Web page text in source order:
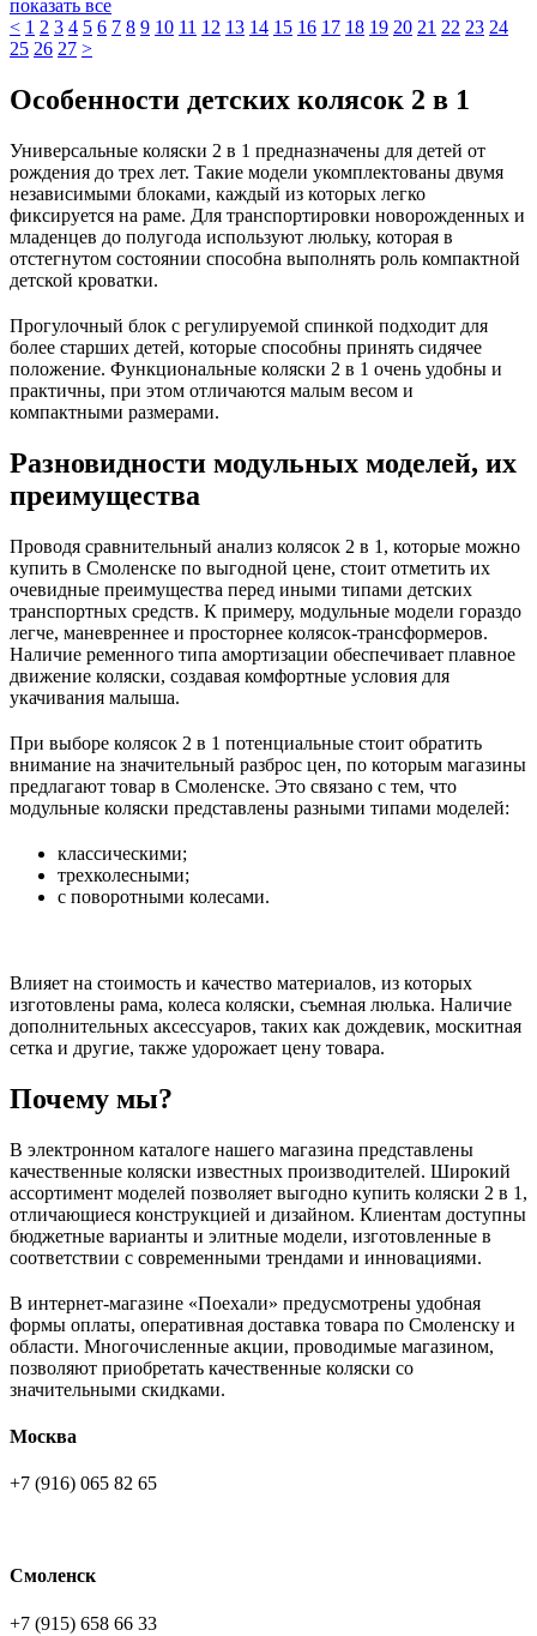
показать все
< 1 2 3 4 5 6 7 8 9 10 11 12 13 14 15 16 17 18 19 20 21 22 23 24
25 26 27 >
Особенности детских колясок 2 в 1
Универсальные коляски 2 в 1 предназначены для детей от
рождения до трех лет. Такие модели укомплектованы двумя
независимыми блоками, каждый из которых легко
фиксируется на раме. Для транспортировки новорожденных и
младенцев до полугода используют люльку, которая в
отстегнутом состоянии способна выполнять роль компактной
детской кроватки.
Прогулочный блок с регулируемой спинкой подходит для
более старших детей, которые способны принять сидячее
положение. Функциональные коляски 2 в 1 очень удобны и
практичны, при этом отличаются малым весом и
компактными размерами.
Разновидности модульных моделей, их
преимущества
Проводя сравнительный анализ колясок 2 в 1, которые можно
купить в Смоленске по выгодной цене, стоит отметить их
очевидные преимущества перед иными типами детских
транспортных средств. К примеру, модульные модели гораздо
легче, маневреннее и просторнее колясок-трансформеров.
Наличие ременного типа амортизации обеспечивает плавное
движение коляски, создавая комфортные условия для
укачивания малыша.
При выборе колясок 2 в 1 потенциальные стоит обратить
внимание на значительный разброс цен, по которым магазины
предлагают товар в Смоленске. Это связано с тем, что
модульные коляски представлены разными типами моделей:
классическими;
трехколесными;
с поворотными колесами.
Влияет на стоимость и качество материалов, из которых
изготовлены рама, колеса коляски, съемная люлька. Наличие
дополнительных аксессуаров, таких как дождевик, москитная
сетка и другие, также удорожает цену товара.
Почему мы?
В электронном каталоге нашего магазина представлены
качественные коляски известных производителей. Широкий
ассортимент моделей позволяет выгодно купить коляски 2 в 1,
отличающиеся конструкцией и дизайном. Клиентам доступны
бюджетные варианты и элитные модели, изготовленные в
соответствии с современными трендами и инновациями.
В интернет-магазине «Поехали» предусмотрены удобная
формы оплаты, оперативная доставка товара по Смоленску и
области. Многочисленные акции, проводимые магазином,
позволяют приобретать качественные коляски со
значительными скидками.
Москва
+7 (916) 065 82 65
Смоленск
+7 (915) 658 66 33